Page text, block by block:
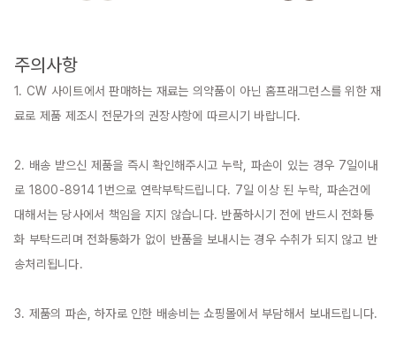
주의사항
1. CW 사이트에서 판매하는 재료는 의약품이 아닌 홈프래그런스를 위한 재
료로 제품 제조시 전문가의 권장사항에 따르시기 바랍니다.
2. 배송 받으신 제품을 즉시 확인해주시고 누락, 파손이 있는 경우 7일이내
로 1800-8914 1번으로 연락부탁드립니다. 7일 이상 된 누락, 파손건에
대해서는 당사에서 책임을 지지 않습니다. 반품하시기 전에 반드시 전화통
화 부탁드리며 전화통화가 없이 반품을 보내시는 경우 수취가 되지 않고 반
송처리됩니다.
3. 제품의 파손, 하자로 인한 배송비는 쇼핑몰에서 부담해서 보내드립니다.